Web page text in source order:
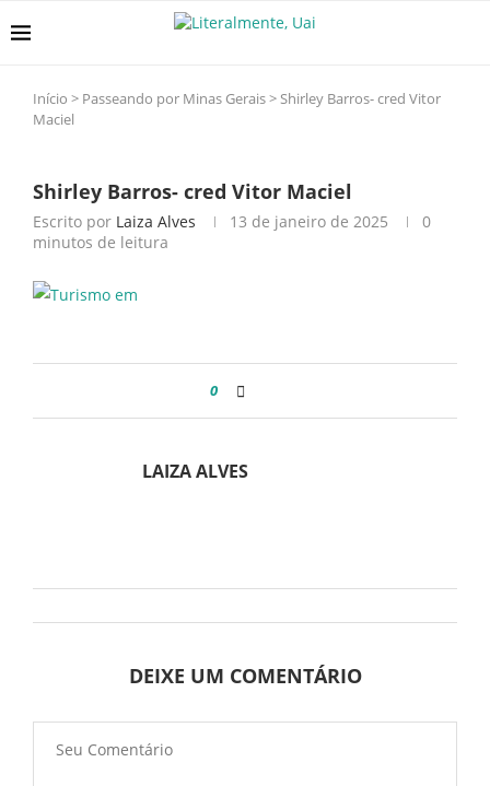
Início > Passeando por Minas Gerais>Shirley Barros- cred Vitor
Maciel
Shirley Barros- cred Vitor Maciel
Escrito por Laiza Alves 13 de janeiro de 2025
0
minutos de leitura
0
LAIZA ALVES
DEIXE UM COMENTÁRIO